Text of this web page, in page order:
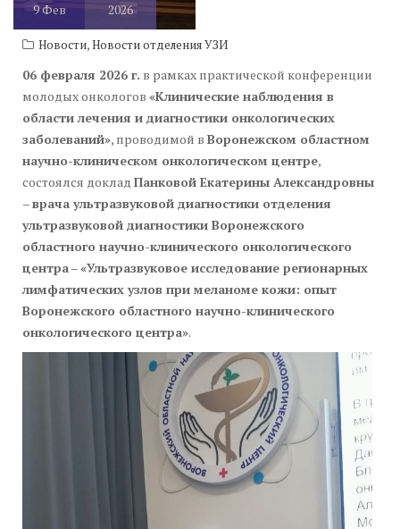
9Фев 2026
Новости,Новости отделения УЗИ
06 февраля 2026 г. в рамках практической конференции
молодых онкологов «Клинические наблюдения в
области лечения и диагностики онкологических
заболеваний», проводимой в Воронежском областном
научно-клиническом онкологическом центре,
состоялся доклад Панковой Екатерины Александровны
–врача ультразвуковой диагностики отделения
ультразвуковой диагностики Воронежского
областного научно-клинического онкологического
центра–«Ультразвуковое исследование регионарных
лимфатических узлов при меланоме кожи: опыт
Воронежского областного научно-клинического
онкологического центра».